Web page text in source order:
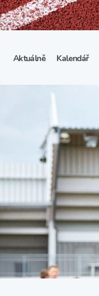
Aktuálně Kalendář